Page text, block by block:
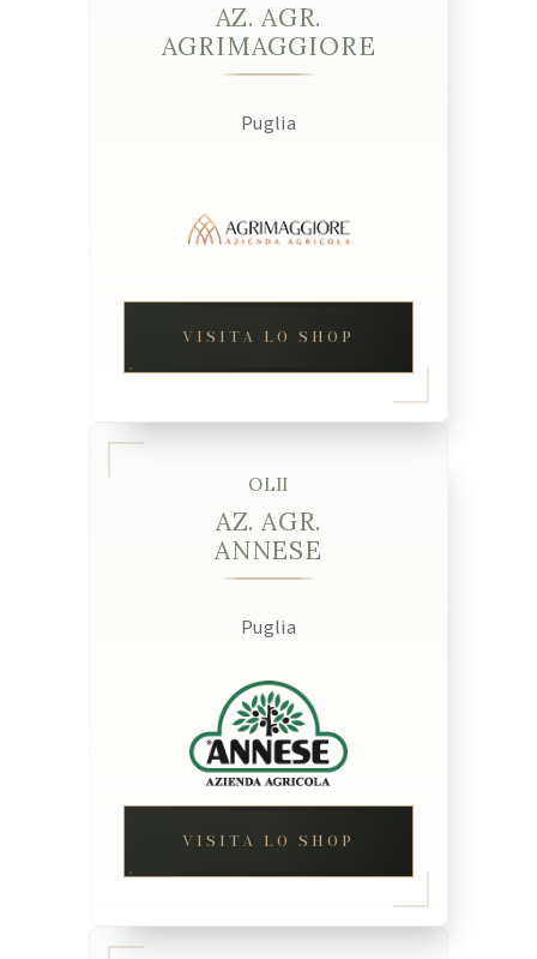
AZ. AGR.
AGRIMAGGIORE
Puglia
VISITA LO SHOP
OLII
AZ. AGR.
ANNESE
Puglia
VISITA LO SHOP